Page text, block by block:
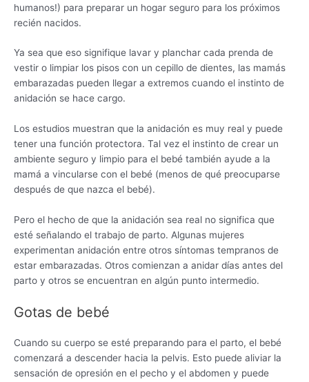
humanos!) para preparar un hogar seguro para los próximos
recién nacidos.
Ya sea que eso signifique lavar y planchar cada prenda de
vestir o limpiar los pisos con un cepillo de dientes, las mamás
embarazadas pueden llegar a extremos cuando el instinto de
anidación se hace cargo.
Los estudios muestran que la anidación es muy real y puede
tener una función protectora. Tal vez el instinto de crear un
ambiente seguro y limpio para el bebé también ayude a la
mamá a vincularse con el bebé (menos de qué preocuparse
después de que nazca el bebé).
Pero el hecho de que la anidación sea real no significa que
esté señalando el trabajo de parto. Algunas mujeres
experimentan anidación entre otros síntomas tempranos de
estar embarazadas. Otros comienzan a anidar días antes del
parto y otros se encuentran en algún punto intermedio.
Gotas de bebé
Cuando su cuerpo se esté preparando para el parto, el bebé
comenzará a descender hacia la pelvis. Esto puede aliviar la
sensación de opresión en el pecho y el abdomen y puede